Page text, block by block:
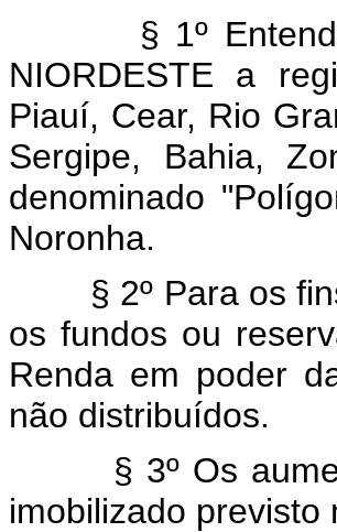
§ 1º Entende-
NIORDESTE a
Piauí, Cear, Rio
Sergipe, Bahia,
denominado
Noronha.
§ 2º Para os fins
os fundos ou
Renda em poder
não distribuídos.
§ 3º Os
imobilizado